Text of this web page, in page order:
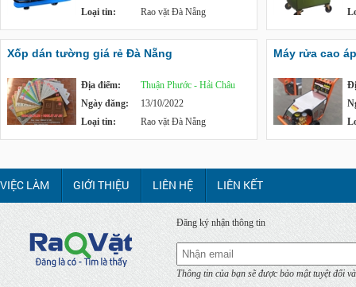
Loại tin:
Rao vặt Đà Nẵng
Xốp dán tường giá rẻ Đà Nẵng
Địa điểm:
Thuận Phước - Hải Châu
Ngày đăng:
13/10/2022
Loại tin:
Rao vặt Đà Nẵng
Máy rửa cao
VIỆC LÀM GIỚI THIỆU LIÊN HỆ LIÊN KẾT
Đăng ký nhận thông tin
Thông tin của bạn sẽ được bảo mật tuyệt đối